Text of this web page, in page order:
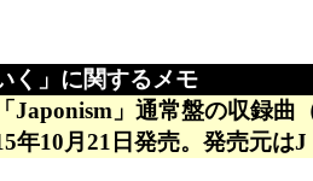
く」に関するメモ
Japonism」通常盤の収録曲
年10月21日発売。発売元は